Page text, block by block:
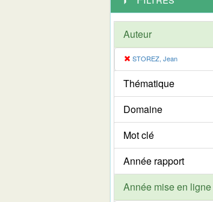
Auteur
STOREZ, Jean
Thématique
Domaine
Mot clé
Année rapport
Année mise en ligne